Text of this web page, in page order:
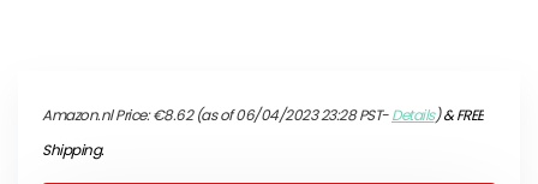
Amazon.nl Price:€8.62(as of 06/04/2023 23:28 PST-Details)&FREE
Shipping.